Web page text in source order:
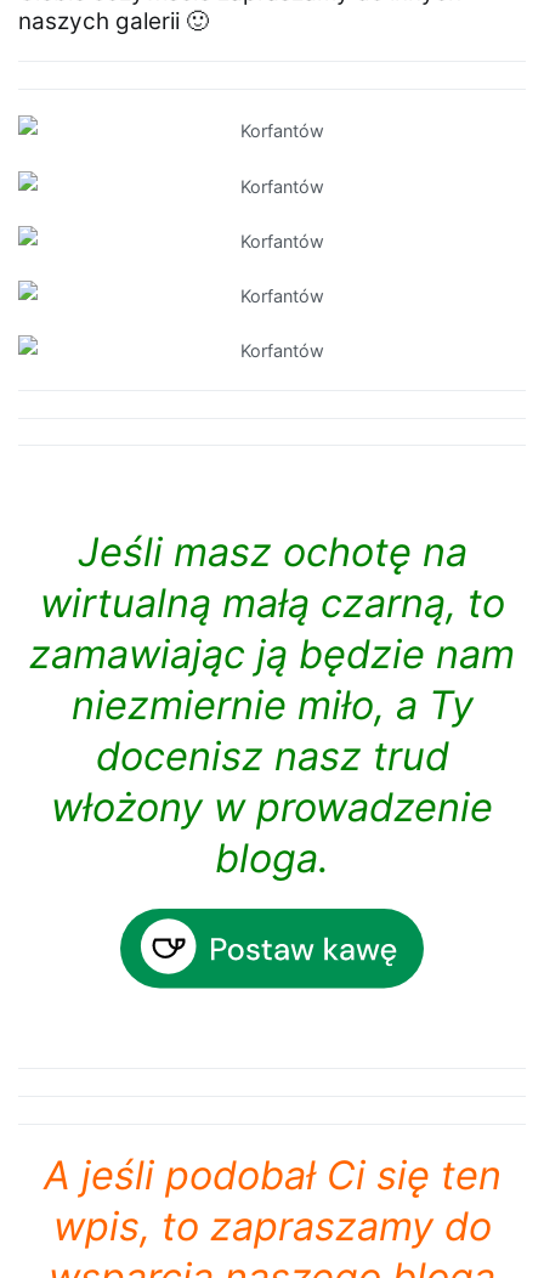
naszych galerii 🙂
Jeśli masz ochotę na
wirtualną małą czarną, to
zamawiając ją będzie nam
niezmiernie miło, a Ty
docenisz nasz trud
włożony w prowadzenie
bloga.
A jeśli podobał Ci się ten
wpis, to zapraszamy do